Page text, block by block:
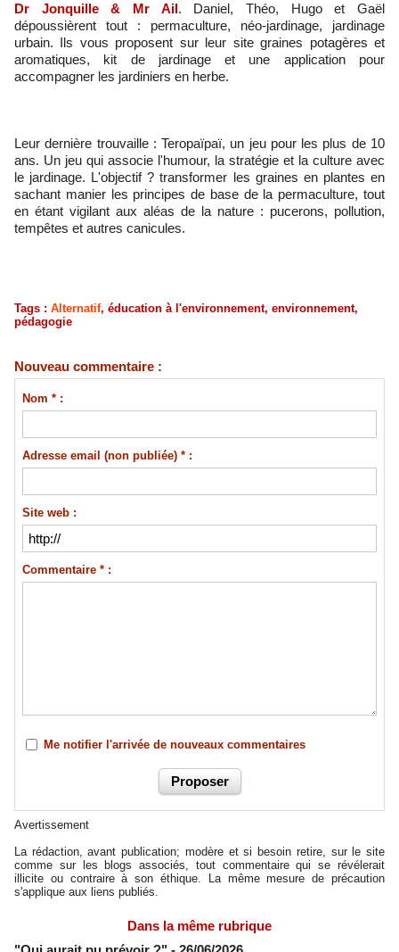
Dr Jonquille & Mr Ail. Daniel, Théo, Hugo et Gaël
dépoussièrent tout : permaculture, néo-jardinage, jardinage
urbain. Ils vous proposent sur leur site graines potagères et
aromatiques, kit de jardinage et une application pour
accompagner les jardiniers en herbe.
Leur dernière trouvaille : Teropaïpaï, un jeu pour les plus de 10
ans. Un jeu qui associe l'humour, la stratégie et la culture avec
le jardinage. L'objectif ? transformer les graines en plantes en
sachant manier les principes de base de la permaculture, tout
en étant vigilant aux aléas de la nature : pucerons, pollution,
tempêtes et autres canicules.
Tags : Alternatif, éducation à l'environnement, environnement,
pédagogie
Nouveau commentaire :
Nom * :
Adresse email (non publiée) * :
Site web :
Commentaire * :
Me notifier l'arrivée de nouveaux commentaires
Avertissement
La rédaction, avant publication; modère et si besoin retire, sur le site
comme sur les blogs associés, tout commentaire qui se révélerait
illicite ou contraire à son éthique. La même mesure de précaution
s'applique aux liens publiés.
Dans la même rubrique